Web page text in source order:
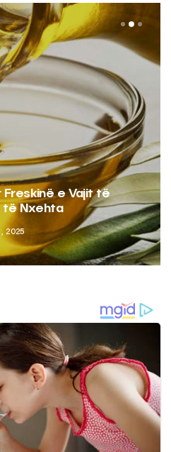
Freskinë e Vajit të
të Nxehta
2025